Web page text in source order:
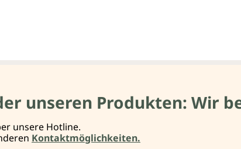
unseren Produkten: Wir
unsere Hotline.
Kontaktmöglichkeiten.